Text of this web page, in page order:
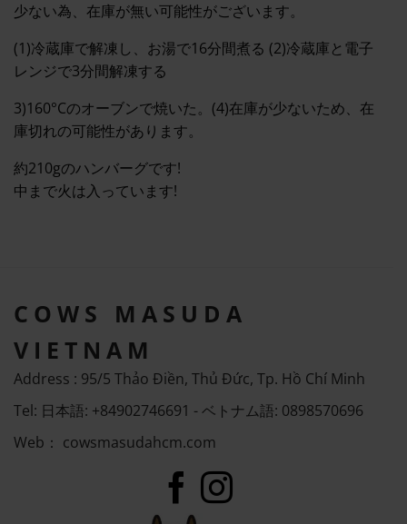
少ない為、在庫が無い可能性がございます。
(1)冷蔵庫で解凍し、お湯で16分間煮る (2)冷蔵庫と電子
レンジで3分間解凍する
3)160°Cのオーブンで焼いた。(4)在庫が少ないため、在
庫切れの可能性があります。
約210gのハンバーグです!
中まで火は入っています!
COWS MASUDA
VIETNAM
Address : 95/5 Thảo Điền, Thủ Đức, Tp. Hồ Chí Minh
Tel: 日本語: +84902746691 - ベトナム語: 0898570696
Web： cowsmasudahcm.com